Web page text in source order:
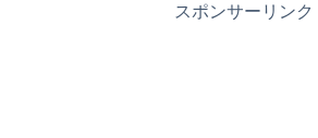
スポンサーリンク